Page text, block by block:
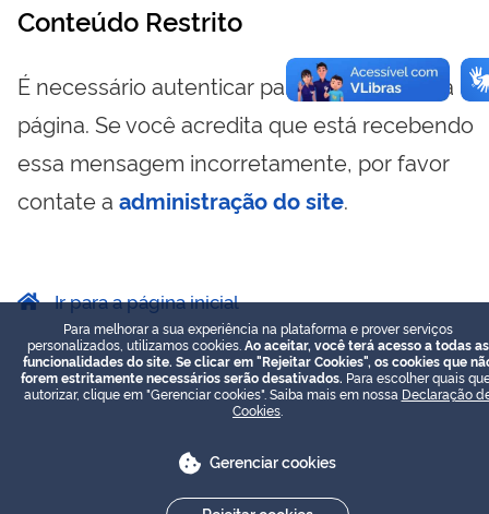
Conteúdo Restrito
É necessário autenticar para visualizar essa
página. Se você acredita que está recebendo
essa mensagem incorretamente, por favor
contate a administração do site.
Ir para a página inicial
Para melhorar a sua experiência na plataforma e prover serviços
personalizados, utilizamos cookies. Ao aceitar, você terá acesso a todas as
funcionalidades do site. Se clicar em "Rejeitar Cookies", os cookies que
forem estritamente necessários serão desativados. Para escolher quais
autorizar, clique em "Gerenciar cookies". Saiba mais em nossa Declaração
Cookies
Gerenciar cookies